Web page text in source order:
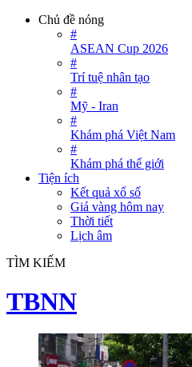
Chủ đề nóng
#
ASEAN Cup 2026
#
Trí tuệ nhân tạo
#
Mỹ - Iran
#
Khám phá Việt Nam
#
Khám phá thế giới
Tiện ích
Kết quả xổ số
Giá vàng hôm nay
Thời tiết
Lịch âm
TÌM KIẾM
TBNN